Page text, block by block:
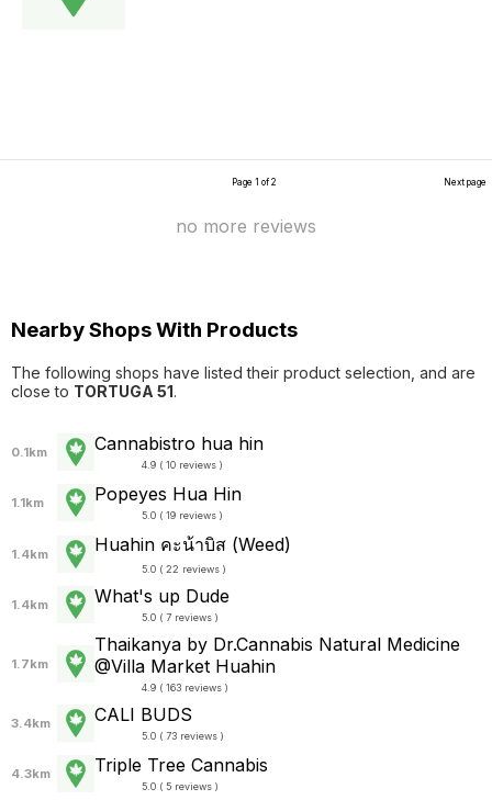
Page 1 of 2 Next page
no more reviews
Nearby Shops With Products
The following shops have listed their product selection, and are
close to TORTUGA 51.
0.1km Cannabistro hua hin
4.9 ( 10 reviews )
1.1km Popeyes Hua Hin
5.0 ( 19 reviews )
1.4km Huahin คะน้าบิส (Weed)
5.0 ( 22 reviews )
1.4km What's up Dude
5.0 ( 7 reviews )
1.7km
Thaikanya by Dr.Cannabis Natural Medicine
@Villa Market Huahin
4.9 ( 163 reviews )
3.4km CALI BUDS
5.0 ( 73 reviews )
4.3km Triple Tree Cannabis
5.0 ( 5 reviews )